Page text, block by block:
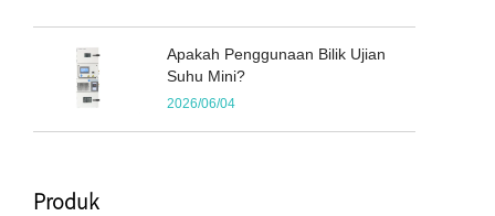
Apakah Penggunaan Bilik Ujian
Suhu Mini?
2026/06/04
Produk